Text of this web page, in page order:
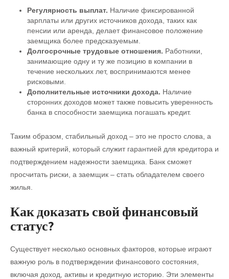
Регулярность выплат. Наличие фиксированной
зарплаты или других источников дохода, таких как
пенсии или аренда, делает финансовое положение
заемщика более предсказуемым.
Долгосрочные трудовые отношения. Работники,
занимающие одну и ту же позицию в компании в
течение нескольких лет, воспринимаются менее
рисковыми.
Дополнительные источники дохода. Наличие
сторонних доходов может также повысить уверенность
банка в способности заемщика погашать кредит.
Таким образом, стабильный доход – это не просто слова, а
важный критерий, который служит гарантией для кредитора и
подтверждением надежности заемщика. Банк сможет
просчитать риски, а заемщик – стать обладателем своего
жилья.
Как доказать свой финансовый
статус?
Существует несколько основных факторов, которые играют
важную роль в подтверждении финансового состояния,
включая доход, активы и кредитную историю. Эти элементы